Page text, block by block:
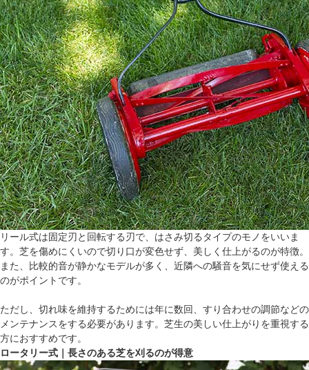
リール式は固定刃と回転する刃で、はさみ切るタイプのモノをいいま
す。芝を傷めにくいので切り口が変色せず、美しく仕上がるのが特徴。
また、比較的音が静かなモデルが多く、近隣への騒音を気にせず使える
のがポイントです。
ただし、切れ味を維持するためには年に数回、すり合わせの調節などの
メンテナンスをする必要があります。芝生の美しい仕上がりを重視する
方におすすめです。
ロータリー式｜長さのある芝を刈るのが得意